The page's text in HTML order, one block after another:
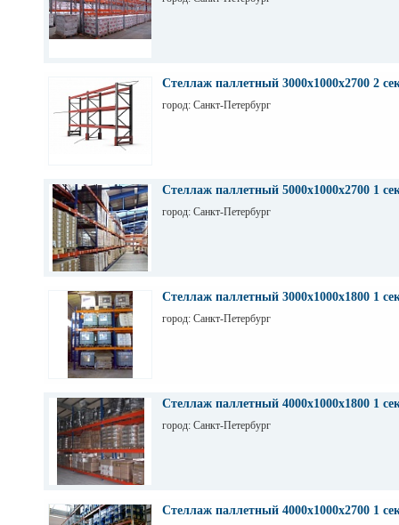
Стеллаж паллетный 3000х1000х2700 2
город: Санкт-Петербург
Стеллаж паллетный 5000х1000х2700 1
город: Санкт-Петербург
Стеллаж паллетный 3000х1000х1800 1
город: Санкт-Петербург
Стеллаж паллетный 4000х1000х1800 1
город: Санкт-Петербург
Стеллаж паллетный 4000х1000х2700 1